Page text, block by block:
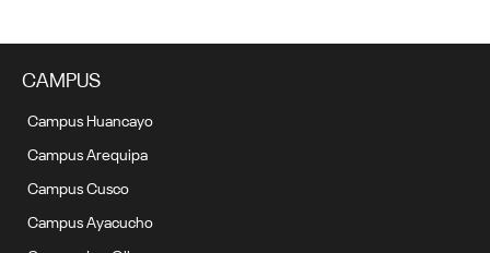
CAMPUS
Campus Huancayo
Campus Arequipa
Campus Cusco
Campus Ayacucho